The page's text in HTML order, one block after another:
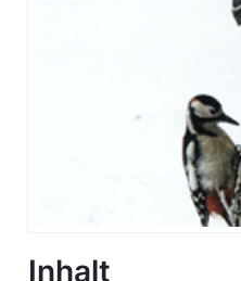
Inhalt